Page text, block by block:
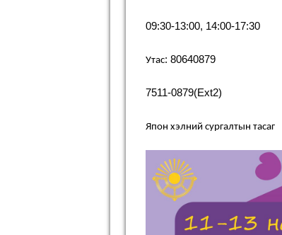
09:30-13:00, 14:00-17:30
Утас: 80640879
7511-0879(Ext2)
Япон хэлний сургалтын тасаг